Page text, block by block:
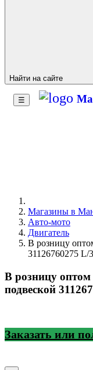
Найти на сайте
☰
Магазины в
Авто-мото
Двигатель
В розницу
31126760275 L/
В розницу
подвеской
Заказать или